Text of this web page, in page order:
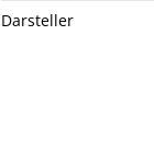
Darsteller